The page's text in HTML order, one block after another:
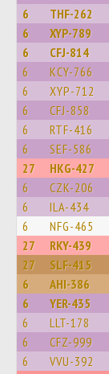
6 THF-262
6 XYP-789
6 CFJ-814
6 KCY-766
6 XYP-712
6 CFJ-858
6 RTF-416
6 SEF-586
27 HKG-427
6 CZK-206
6 ILA-434
6 NFG-465
27 RKY-439
27 SLF-415
6 AHI-386
6 YER-435
6 LLT-178
6 CFZ-999
6 VVU-392